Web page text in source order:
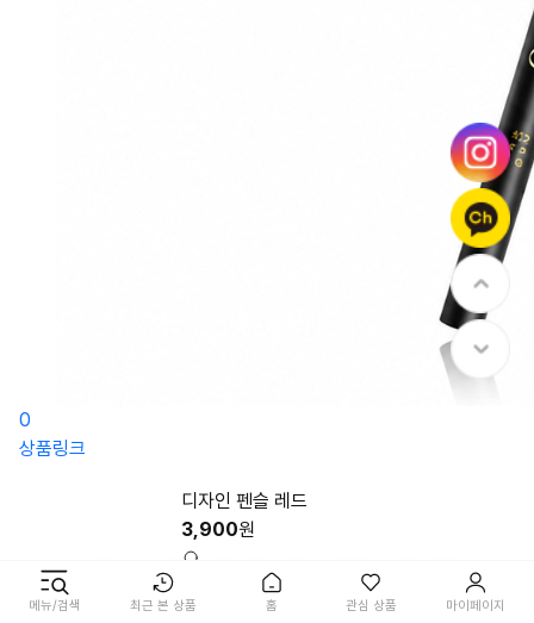
메뉴/검색 최근 본 상품 홈 관심 상품 마이페이지
0
상품링크
디자인 펜슬 레드
3,900원